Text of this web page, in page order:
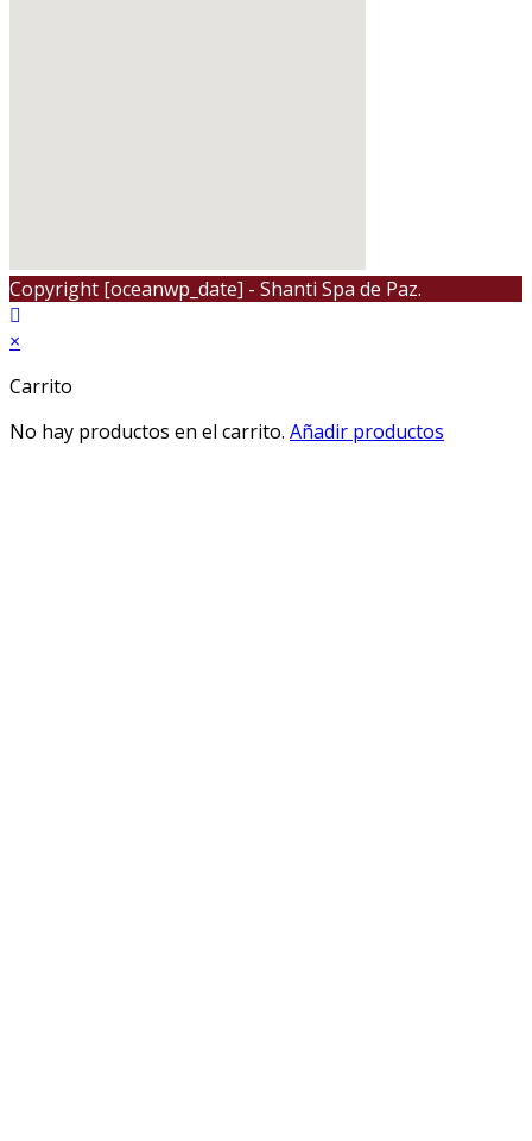
Copyright [oceanwp_date] - Shanti Spa de Paz.
×
Carrito
No hay productos en el carrito. Añadir productos